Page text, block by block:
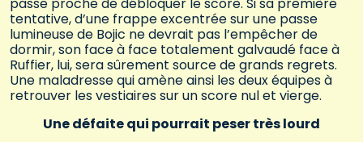
passe proche de débloquer le score. Si sa première
tentative, d’une frappe excentrée sur une passe
lumineuse de Bojic ne devrait pas l’empêcher de
dormir, son face à face totalement galvaudé face à
Ruffier, lui, sera sûrement source de grands regrets.
Une maladresse qui amène ainsi les deux équipes à
retrouver les vestiaires sur un score nul et vierge.
Une défaite qui pourrait peser très lourd